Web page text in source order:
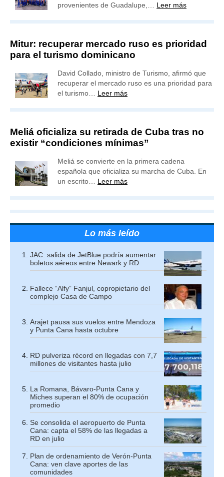
provenientes de Guadalupe,… Leer más
Mitur: recuperar mercado ruso es prioridad
para el turismo dominicano
David Collado, ministro de Turismo, afirmó que
recuperar el mercado ruso es una prioridad para
el turismo… Leer más
Meliá oficializa su retirada de Cuba tras no
existir “condiciones mínimas”
Meliá se convierte en la primera cadena
española que oficializa su marcha de Cuba. En
un escrito… Leer más
Lo más leído
JAC: salida de JetBlue podría aumentar
boletos aéreos entre Newark y RD
Fallece “Alfy” Fanjul, copropietario del
complejo Casa de Campo
Arajet pausa sus vuelos entre Mendoza
y Punta Cana hasta octubre
RD pulveriza récord en llegadas con 7,7
millones de visitantes hasta julio
La Romana, Bávaro-Punta Cana y
Miches superan el 80% de ocupación
promedio
Se consolida el aeropuerto de Punta
Cana: capta el 58% de las llegadas a
RD en julio
Plan de ordenamiento de Verón-Punta
Cana: ven clave aportes de las
comunidades